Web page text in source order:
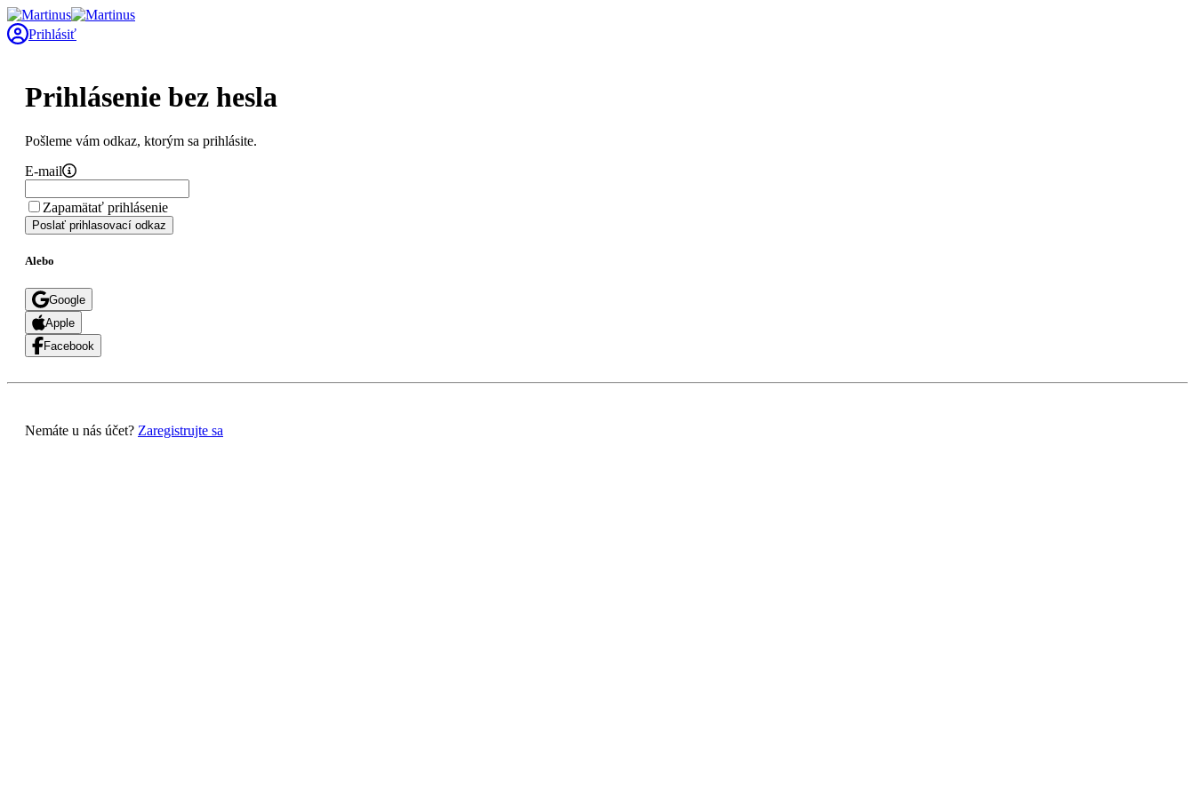
Prihlásiť
Prihlásenie bez hesla
Pošleme vám odkaz, ktorým sa prihlásite.
E-mail
Zapamätať prihlásenie
Poslať prihlasovací odkaz
Alebo
Google
Apple
Facebook
Nemáte u nás účet? Zaregistrujte sa